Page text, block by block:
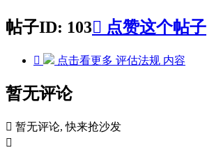
帖子ID: 103 点赞这个帖子
 点击看更多 评估法规 内容
暂无评论
 暂无评论, 快来抢沙发
